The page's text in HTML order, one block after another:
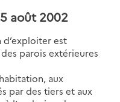
août 2002
d’exploiter est
parois extérieures
aux
par des tiers et aux